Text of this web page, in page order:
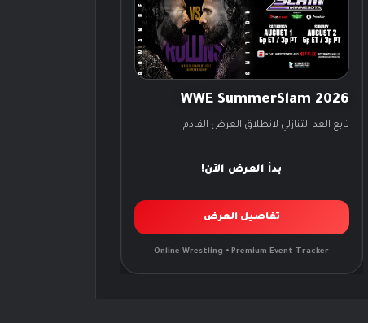
WWE SummerSlam 2026
تابع العد التنازلي لانطلاق العرض القادم
بدأ العرض الآن!
تفاصيل العرض
Online Wrestling • Premium Event Tracker